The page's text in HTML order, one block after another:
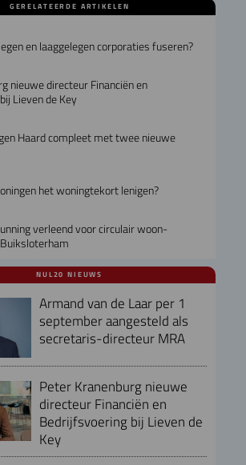
GERELATEERDE ARTIKELEN
en laaggelegen corporaties fuseren?
nieuwe directeur Financiën en
Lieven de Key
Haard compleet met twee nieuwe
het woningtekort lenigen?
verleend voor circulair woon-
NUL20 NIEUWS
Armand van de Laar per 1
september aangesteld als
secretaris-directeur MRA
Peter Kranenburg nieuwe
directeur Financiën en
Bedrijfsvoering bij Lieven de
Key